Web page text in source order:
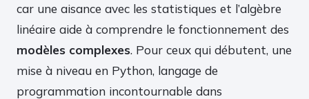
car une aisance avec les statistiques et l’algèbre
linéaire aide à comprendre le fonctionnement des
modèles complexes. Pour ceux qui débutent, une
mise à niveau en Python, langage de
programmation incontournable dans